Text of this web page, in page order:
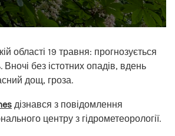
області 19 травня: прогнозується
Вночі без істотних опадів, вдень
дощ, гроза.
дізнався з повідомлення
центру з гідрометеорології.